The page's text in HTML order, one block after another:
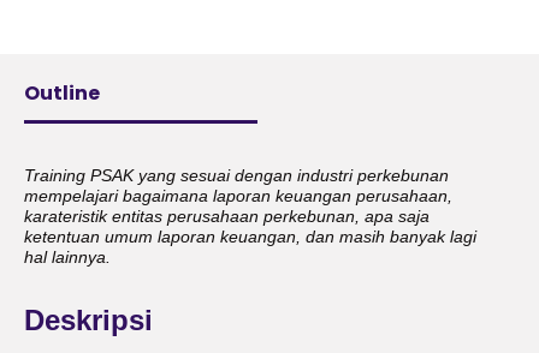
Outline
Training PSAK yang sesuai dengan industri perkebunan
mempelajari bagaimana laporan keuangan perusahaan,
karateristik entitas perusahaan perkebunan, apa saja
ketentuan umum laporan keuangan, dan masih banyak lagi
hal lainnya.
Deskripsi